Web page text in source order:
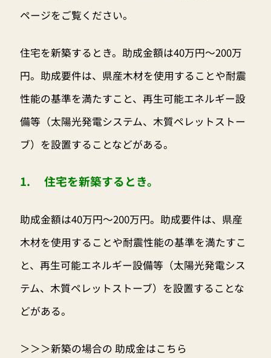
ページをご覧ください。
住宅を新築するとき。助成金額は40万円〜200万
円。助成要件は、県産木材を使用することや耐震
性能の基準を満たすこと、再生可能エネルギー設
備等（太陽光発電システム、木質ペレットストー
ブ）を設置することなどがある。
1. 住宅を新築するとき。
助成金額は40万円〜200万円。助成要件は、県産
木材を使用することや耐震性能の基準を満たすこ
と、再生可能エネルギー設備等（太陽光発電シス
テム、木質ペレットストーブ）を設置することな
どがある。
＞＞＞新築の場合の 助成金はこちら